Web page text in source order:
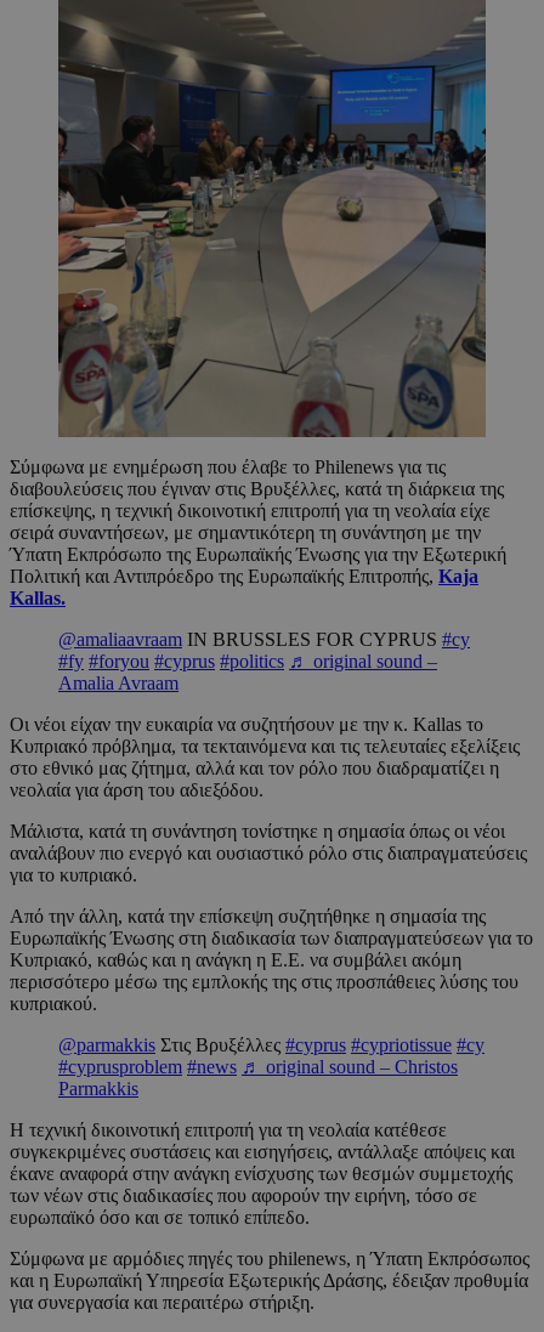
Σύμφωνα με ενημέρωση που έλαβε το Philenews για τις
διαβουλεύσεις που έγιναν στις Βρυξέλλες, κατά τη διάρκεια της
επίσκεψης, η τεχνική δικοινοτική επιτροπή για τη νεολαία είχε
σειρά συναντήσεων, με σημαντικότερη τη συνάντηση με την
Ύπατη Εκπρόσωπο της Ευρωπαϊκής Ένωσης για την Εξωτερική
Πολιτική και Αντιπρόεδρο της Ευρωπαϊκής Επιτροπής, Kaja
Kallas.
@amaliaavraam IN BRUSSLES FOR CYPRUS #cy
#fy #foryou #cyprus #politics ♬ original sound –
Amalia Avraam
Οι νέοι είχαν την ευκαιρία να συζητήσουν με την κ. Kallas το
Κυπριακό πρόβλημα, τα τεκταινόμενα και τις τελευταίες εξελίξεις
στο εθνικό μας ζήτημα, αλλά και τον ρόλο που διαδραματίζει η
νεολαία για άρση του αδιεξόδου.
Μάλιστα, κατά τη συνάντηση τονίστηκε η σημασία όπως οι νέοι
αναλάβουν πιο ενεργό και ουσιαστικό ρόλο στις διαπραγματεύσεις
για το κυπριακό.
Από την άλλη, κατά την επίσκεψη συζητήθηκε η σημασία της
Ευρωπαϊκής Ένωσης στη διαδικασία των διαπραγματεύσεων για το
Κυπριακό, καθώς και η ανάγκη η Ε.Ε. να συμβάλει ακόμη
περισσότερο μέσω της εμπλοκής της στις προσπάθειες λύσης του
κυπριακού.
@parmakkis Στις Βρυξέλλες #cyprus #cypriotissue #cy
#cyprusproblem #news ♬ original sound – Christos
Parmakkis
Η τεχνική δικοινοτική επιτροπή για τη νεολαία κατέθεσε
συγκεκριμένες συστάσεις και εισηγήσεις, αντάλλαξε απόψεις και
έκανε αναφορά στην ανάγκη ενίσχυσης των θεσμών συμμετοχής
των νέων στις διαδικασίες που αφορούν την ειρήνη, τόσο σε
ευρωπαϊκό όσο και σε τοπικό επίπεδο.
Σύμφωνα με αρμόδιες πηγές του philenews, η Ύπατη Εκπρόσωπος
και η Ευρωπαϊκή Υπηρεσία Εξωτερικής Δράσης, έδειξαν προθυμία
για συνεργασία και περαιτέρω στήριξη.